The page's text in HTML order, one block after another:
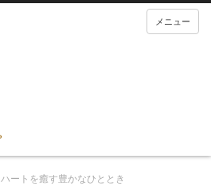
メニュー
ハートを癒す豊かなひととき